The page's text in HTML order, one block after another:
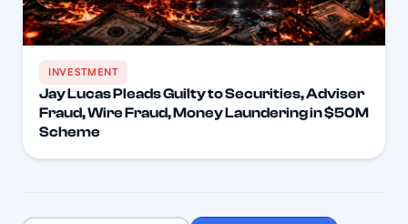
INVESTMENT
Jay Lucas Pleads Guilty to Securities, Adviser
Fraud, Wire Fraud, Money Laundering in $50M
Scheme